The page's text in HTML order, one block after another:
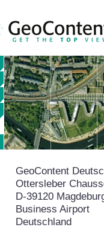
GeoContent
Ottersleber
D-39120
Business Airport
Deutschland